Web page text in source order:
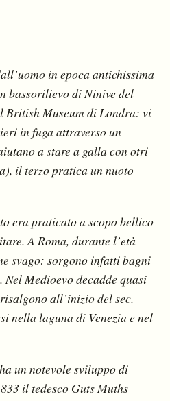
in epoca antichissima
bassorilievo di Ninive del
British Museum di Londra: vi
in fuga attraverso un
a stare a galla con otri
il terzo pratica un nuoto
era praticato a scopo bellico
A Roma, durante l’età
svago: sorgono infatti bagni
Medioevo decadde quasi
all’inizio del sec.
nella laguna di Venezia e nel
un notevole sviluppo di
il tedesco Guts Muths